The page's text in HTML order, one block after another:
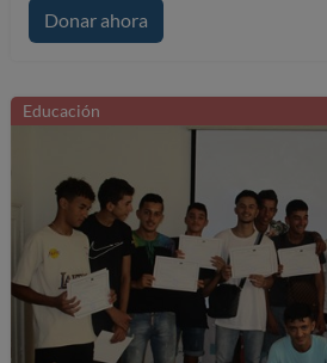
Donar ahora
Educación